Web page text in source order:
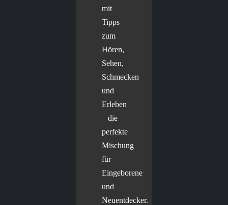
mit
Tipps
zum
Hören,
Sehen,
Schmecken
und
Erleben
– die
perfekte
Mischung
für
Eingeborene
und
Neuentdecker.